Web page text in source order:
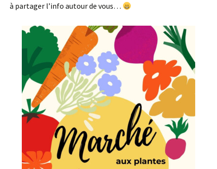
à partager l’info autour de vous…